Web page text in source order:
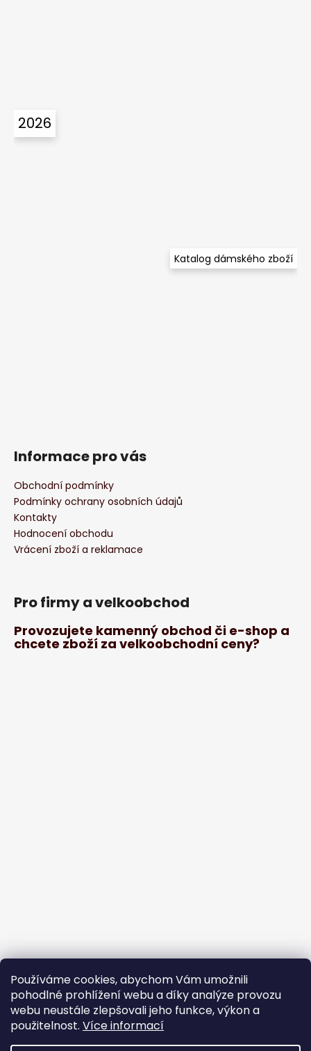
Používáme cookies, abychom Vám umožnili
pohodlné prohlížení webu a díky analýze provozu
webu neustále zlepšovali jeho funkce, výkon a
použitelnost. Více informací
2026
Katalog dámského zboží
Informace pro vás
Obchodní podmínky
Podmínky ochrany osobních údajů
Kontakty
Hodnocení obchodu
Vrácení zboží a reklamace
Pro firmy a velkoobchod
Provozujete kamenný obchod či e-shop a
chcete zboží za velkoobchodní ceny?